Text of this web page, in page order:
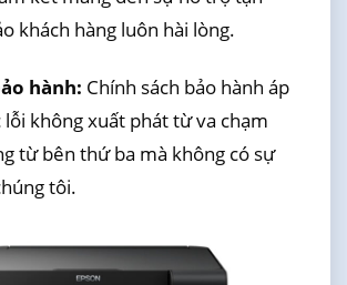
khách hàng luôn hài lòng.
hành: Chính sách bảo hành áp
lỗi không xuất phát từ va chạm
từ bên thứ ba mà không có sự
tôi.